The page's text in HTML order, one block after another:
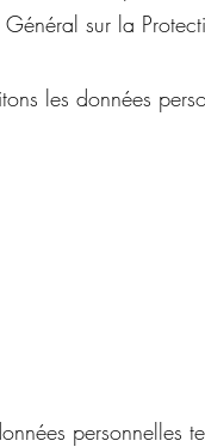
sur la
les données